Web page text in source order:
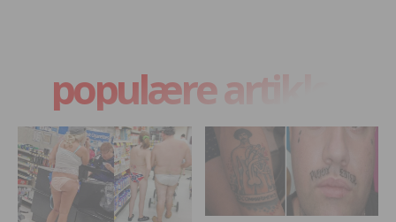
populære artikler